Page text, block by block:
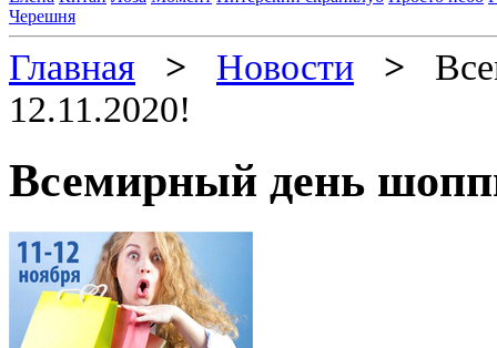
Черешня
Главная > Новости >
12.11.2020!
Всемирный день